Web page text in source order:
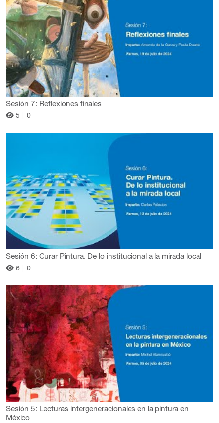
Sesión 7: Reflexiones finales
5 | 0
Sesión 6: Curar Pintura. De lo institucional a la mirada local
6 | 0
Sesión 5: Lecturas intergeneracionales en la pintura en
México